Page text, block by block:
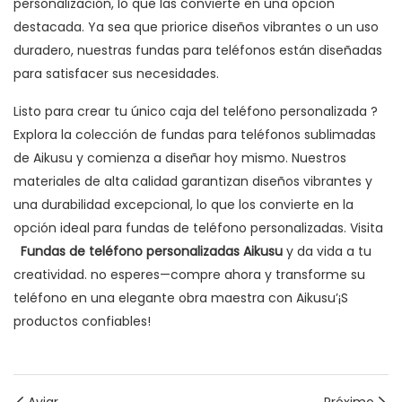
destacada. Ya sea que priorice diseños vibrantes o un uso
duradero, nuestras fundas para teléfonos están diseñadas
para satisfacer sus necesidades.
Listo para crear tu único caja del teléfono personalizada ?
Explora la colección de fundas para teléfonos sublimadas
de Aikusu y comienza a diseñar hoy mismo. Nuestros
materiales de alta calidad garantizan diseños vibrantes y
una durabilidad excepcional, lo que los convierte en la
opción ideal para fundas de teléfono personalizadas. Visita
Fundas de teléfono personalizadas Aikusu y da vida a tu
creatividad. no esperes—compre ahora y transforme su
teléfono en una elegante obra maestra con Aikusu’¡S
productos confiables!